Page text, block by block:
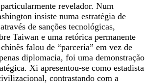
revelador. Num
insiste numa estratégia de
de sanções tecnológicas,
Taiwan e uma retórica permanente
falou de “parceria” em vez de
diplomacia, foi uma demonstração
Xi apresentou-se como estadista
contrastando com a